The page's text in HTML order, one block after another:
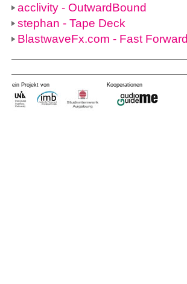
acclivity - OutwardBound
stephan - Tape Deck
BlastwaveFx.com - Fast Forward
ein Projekt von Kooperationen